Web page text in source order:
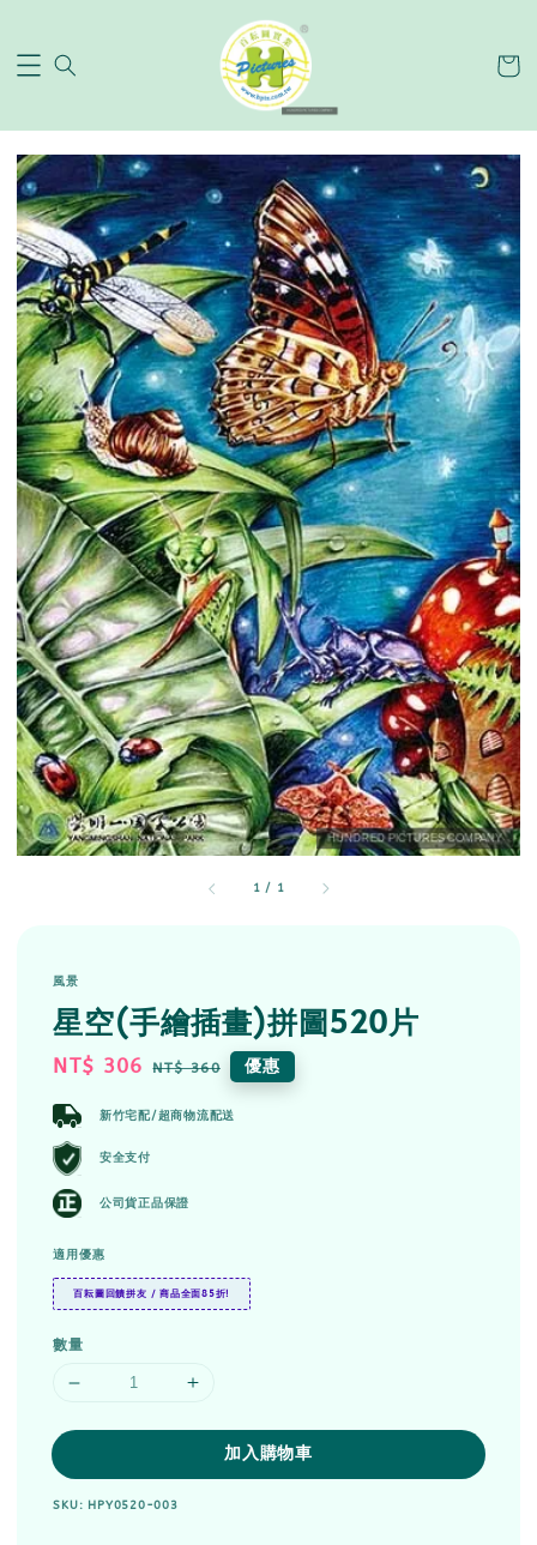
1 / 1
風景
星空(手繪插畫)拼圖520片
Sale
NT$ 306 Regular
NT$ 360 優惠
新竹宅配/超商物流配送
安全支付
公司貨正品保證
適用優惠
百耘圖回饋拼友 / 商品全面85折!
數量
加入購物車
SKU: HPY0520-003